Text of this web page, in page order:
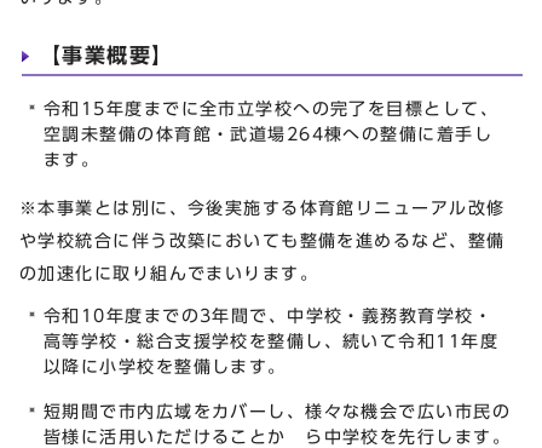
【事業概要】
令和15年度までに全市立学校への完了を目標として、
空調未整備の体育館・武道場264棟への整備に着手し
ます。
※本事業とは別に、今後実施する体育館リニューアル改修
や学校統合に伴う改築においても整備を進めるなど、整備
の加速化に取り組んでまいります。
令和10年度までの3年間で、中学校・義務教育学校・
高等学校・総合支援学校を整備し、続いて令和11年度
以降に小学校を整備します。
短期間で市内広域をカバーし、様々な機会で広い市民の
皆様に活用いただけることか ら中学校を先行します。